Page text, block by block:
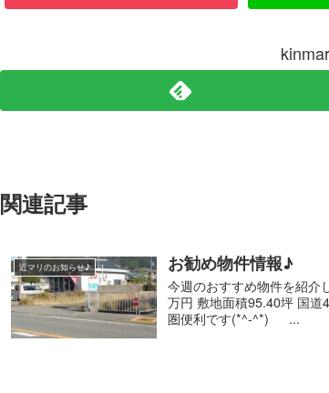
関連記事
近マリのお知らせ♪ お勧め物件情報♪
今週のおすすめ物件を紹介
万円 敷地面積95.40坪 国
圏便利です(*^-^*) ...